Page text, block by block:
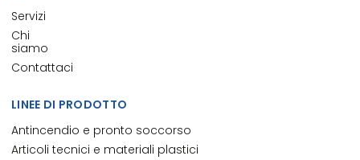
Servizi
Chi
siamo
Contattaci
LINEE DI PRODOTTO
Antincendio e pronto soccorso
Articoli tecnici e materiali plastici